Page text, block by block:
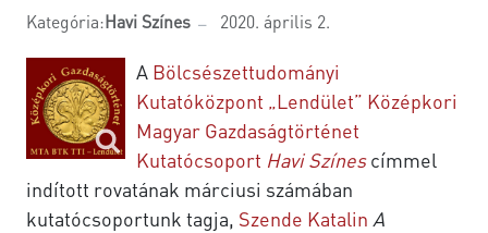
Kategória:Havi Színes 2020. április 2.
A Bölcsészettudományi
Kutatóközpont „Lendület” Középkori
Magyar Gazdaságtörténet
Kutatócsoport Havi Színescímmel
indított rovatának márciusi számában
kutatócsoportunk tagja, Szende Katalin A